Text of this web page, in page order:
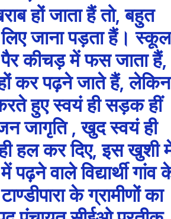
हों जाता हैं तो, बहुत
जाना पड़ता हैं। स्कूल
कीचड़ में फस जाता हैं,
कर पढ़ने जाते हैं, लेकिन
हुए स्वयं ही सड़क हीं
जागृति , खुद स्वयं ही
हल कर दिए, इस खुशी
वाले विद्यार्थी गांव
के ग्रामीणों का